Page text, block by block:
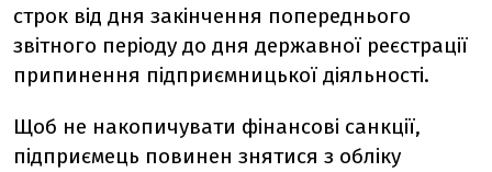
строк від дня закінчення попереднього
звітного періоду до дня державної реєстрації
припинення підприємницької діяльності.
Щоб не накопичувати фінансові санкції,
підприємець повинен знятися з обліку